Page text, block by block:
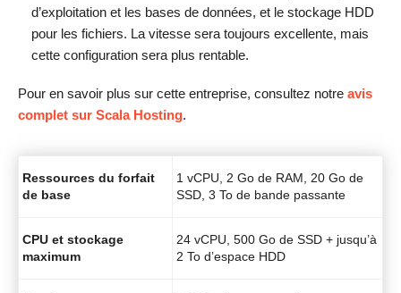
d’exploitation et les bases de données, et le stockage HDD
pour les fichiers. La vitesse sera toujours excellente, mais
cette configuration sera plus rentable.
Pour en savoir plus sur cette entreprise, consultez notre avis
complet sur Scala Hosting.
Ressources du forfait
de base
1 vCPU, 2 Go de RAM, 20 Go de
SSD, 3 To de bande passante
CPU et stockage
maximum
24 vCPU, 500 Go de SSD + jusqu’à
2 To d’espace HDD